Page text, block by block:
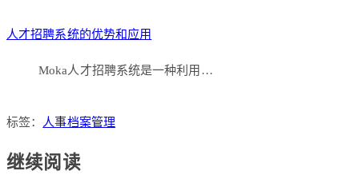
人才招聘系统的优势和应用
Moka人才招聘系统是一种利用…
标签： 人事档案管理
继续阅读